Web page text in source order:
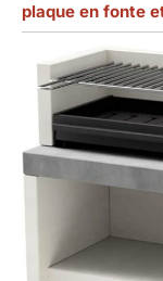
plaque en fonte